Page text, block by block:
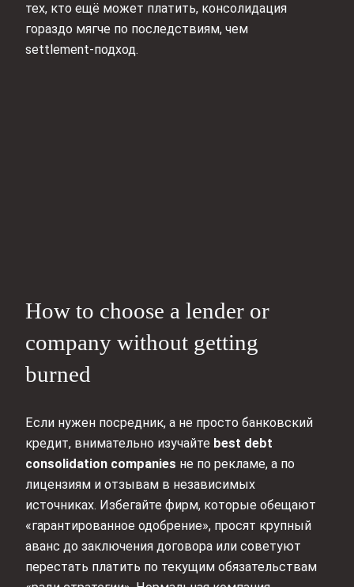
тех, кто ещё может платить, консолидация
гораздо мягче по последствиям, чем
settlement‑подход.
How to choose a lender or
company without getting
burned
Если нужен посредник, а не просто банковский
кредит, внимательно изучайте best debt
consolidation companies не по рекламе, а по
лицензиям и отзывам в независимых
источниках. Избегайте фирм, которые обещают
«гарантированное одобрение», просят крупный
аванс до заключения договора или советуют
перестать платить по текущим обязательствам